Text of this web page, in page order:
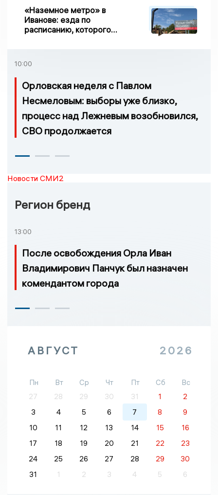
«Наземное метро» в
Иванове: езда по
расписанию, которого
10:00
Орловская неделя с Павлом
Несмеловым: выборы уже близко,
процесс над Лежневым возобновился,
СВО продолжается
Новости СМИ2
Регион бренд
13:00
После освобождения Орла Иван
Владимирович Панчук был назначен
комендантом города
АВГУСТ 2026
Пн Вт Ср Чт Пт Сб
Вс
27
28 29 30 31 1
2
3
4 5 6 7 8
9
10
11 12 13 14 15
16
17
18 19 20 21 22
23
24
25 26 27 28 29
30
31
1 2 3 4 5 6